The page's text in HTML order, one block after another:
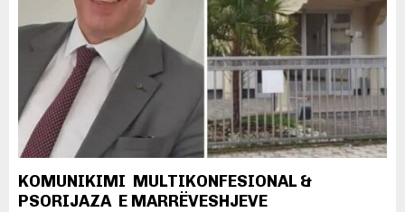
KOMUNIKIMI MULTIKONFESIONAL &
PSORIJAZA E MARRËVESHJEVE